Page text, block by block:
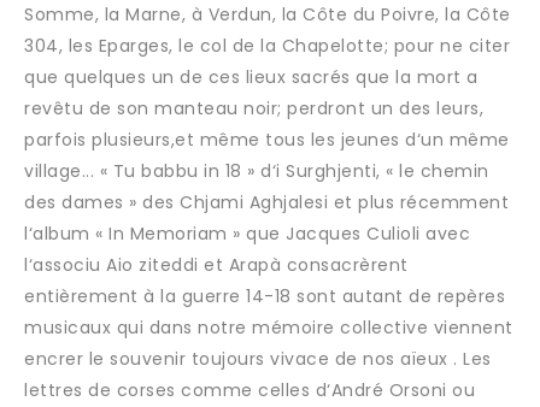
Somme, la Marne, à Verdun, la Côte du Poivre, la Côte
304, les Eparges, le col de la Chapelotte; pour ne citer
que quelques un de ces lieux sacrés que la mort a
revêtu de son manteau noir; perdront un des leurs,
parfois plusieurs,et même tous les jeunes d‘un même
village... « Tu babbu in 18 » d‘i Surghjenti, « le chemin
des dames » des Chjami Aghjalesi et plus récemment
l‘album « In Memoriam » que Jacques Culioli avec
l‘associu Aio ziteddi et Arapà consacrèrent
entièrement à la guerre 14-18 sont autant de repères
musicaux qui dans notre mémoire collective viennent
encrer le souvenir toujours vivace de nos aïeux . Les
lettres de corses comme celles d‘André Orsoni ou